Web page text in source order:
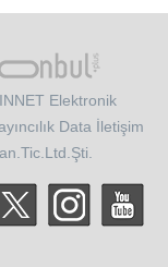
Elektronik
Data İletişim